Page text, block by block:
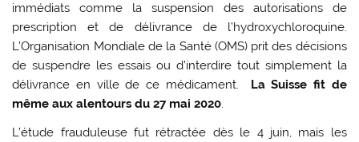
immédiats comme la suspension des autorisations de
prescription et de délivrance de l’hydroxychloroquine.
L’Organisation Mondiale de la Santé (OMS) prit des décisions
de suspendre les essais ou d’interdire tout simplement la
délivrance en ville de ce médicament.
La Suisse fit de
même aux alentours du 27 mai 2020.
L’étude frauduleuse fut rétractée dès le 4 juin, mais les